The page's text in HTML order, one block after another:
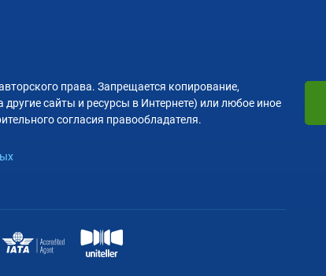
права. Запрещается копирование,
сайты и ресурсы в Интернете) или любое иное
согласия правообладателя.